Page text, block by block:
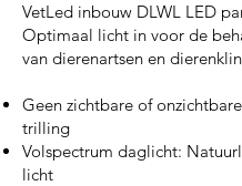
VetLed inbouw DLWL LED
Optimaal licht in voor de
van dierenartsen en
Geen zichtbare of
trilling
Volspectrum daglicht:
licht